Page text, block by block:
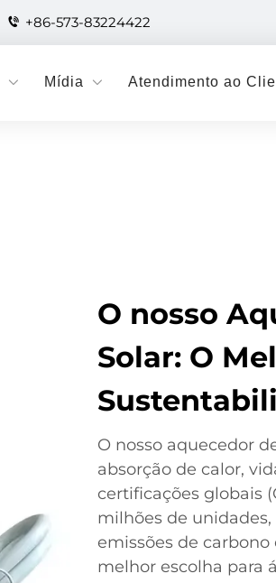
+86-573-83224422
Mídia Atendimento ao
O nosso
Solar: O
O nosso aquecedor
absorção de calor,
certificações globais
milhões de
emissões de carbono
melhor escolha para